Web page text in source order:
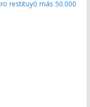
restituyó más 50.000